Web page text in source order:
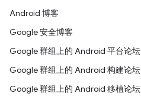
Android 博客
Google 安全博客
Google 群组上的 Android 平台论坛
Google 群组上的 Android 构建论坛
Google 群组上的 Android 移植论坛